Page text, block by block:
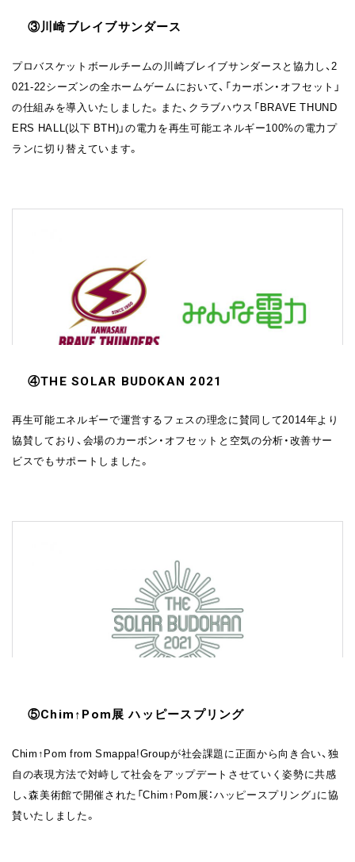
③川崎ブレイブサンダース
プロバスケットボールチームの川崎ブレイブサンダースと協力し、2
021-22シーズンの全ホームゲームにおいて、「カーボン・オフセット」
の仕組みを導入いたしました。また、クラブハウス「BRAVE THUND
ERS HALL(以下 BTH)」の電力を再生可能エネルギー100%の電力プ
ランに切り替えています。
④THE SOLAR BUDOKAN 2021
再生可能エネルギーで運営するフェスの理念に賛同して2014年より
協賛しており、会場のカーボン・オフセットと空気の分析・改善サー
ビスでもサポートしました。
⑤Chim↑Pom展 ハッピースプリング
Chim↑Pom from Smappa!Groupが社会課題に正面から向き合い、独
自の表現方法で対峙して社会をアップデートさせていく姿勢に共感
し、森美術館で開催された「Chim↑Pom展：ハッピースプリング」に協
賛いたしました。